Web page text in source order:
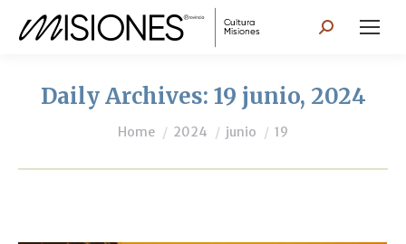
Search:
Daily Archives: 19 junio, 2024
You are here:
Home 2024 junio 19